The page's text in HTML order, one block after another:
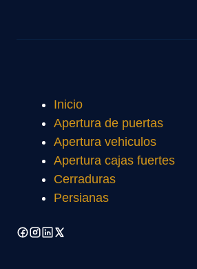
Inicio
Apertura de puertas
Apertura vehiculos
Apertura cajas fuertes
Cerraduras
Persianas